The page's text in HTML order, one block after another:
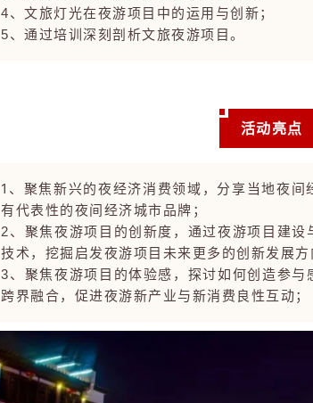
4、文旅灯光在夜游项目中的运用与创新；
5、通过培训深刻剖析文旅夜游项目。
活动亮点
1、聚焦新兴的夜经济消费领域，分享当地夜
有代表性的夜间经济城市品牌；
2、聚焦夜游项目的创新度，通过夜游项目建
技术，挖掘启发夜游项目未来更多的创新发展方
3、聚焦夜游项目的体验感，探讨如何创造参
跨界融合，促进夜游新产业与新消费良性互动；